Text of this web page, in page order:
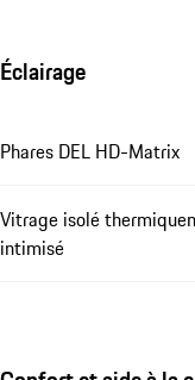
Éclairage
Phares DEL HD-Matrix
Vitrage isolé
intimisé